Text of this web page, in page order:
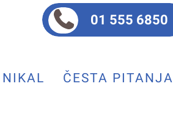
01 555 6850
NIKAL ČESTA PITANJA